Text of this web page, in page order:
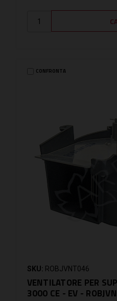
CONFRONTA
SKU: ROBJVNT046
VENTILATORE PER
3000 CE - EV -